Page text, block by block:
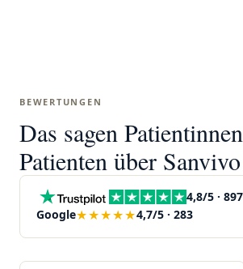
BEWERTUNGEN
Das sagen
Patienten über Sanvivo
4,8/5 · 897
Google★★★★★4,7/5 · 283